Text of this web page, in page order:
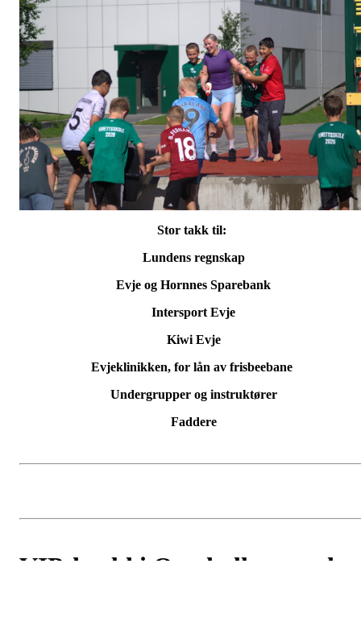
Stor takk til:
Lundens regnskap
Evje og Hornnes Sparebank
Intersport Evje
Kiwi Evje
Evjeklinikken, for lån av frisbeebane
Undergrupper og instruktører
Faddere
VIP-kveld i Otrahallen, med